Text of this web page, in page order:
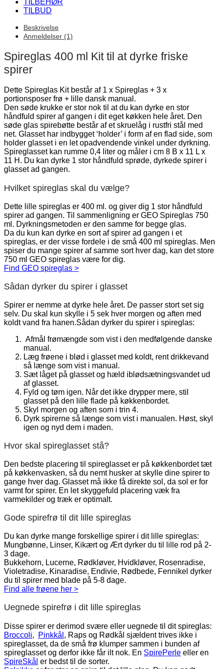
TILBEHØR
TILBUD
Beskrivelse
Anmeldelser (1)
Spireglas 400 ml Kit til at dyrke friske
spirer
Dette Spireglas Kit består af 1 x Spireglas + 3 x
portionsposer frø + lille dansk manual.
Den søde krukke er stor nok til at du kan dyrke en stor
håndfuld spirer af gangen i dit eget køkken hele året. Den
søde glas spirebøtte består af et skruelåg i rustfri stål med
net. Glasset har indbygget ‘holder’ i form af en flad side, som
holder glasset i en let opadvendende vinkel under dyrkning.
Spireglasset kan rumme 0,4 liter og måler i cm 8 B x 11 L x
11 H. Du kan dyrke 1 stor håndfuld sprøde, dyrkede spirer i
glasset ad gangen.
Hvilket spireglas skal du vælge?
Dette lille spireglas er 400 ml. og giver dig 1 stor håndfuld
spirer ad gangen. Til sammenligning er GEO Spireglas 750
ml. Dyrkningsmetoden er den samme for begge glas.
Da du kun kan dyrke en sort af spirer ad gangen i et
spireglas, er der visse fordele i de små 400 ml spireglas. Men
spiser du mange spirer af samme sort hver dag, kan det store
750 ml GEO spireglas være for dig.
Find GEO spireglas >
Sådan dyrker du spirer i glasset
Spirer er nemme at dyrke hele året. De passer stort set sig
selv. Du skal kun skylle i 5 sek hver morgen og aften med
koldt vand fra hanen.Sådan dyrker du spirer i spireglas:
Afmål frømængde som vist i den medfølgende danske
manual.
Læg frøene i blød i glasset med koldt, rent drikkevand
så længe som vist i manual.
Sæt låget på glasset og hæld iblødsætningsvandet ud
af glasset.
Fyld og tøm igen. Når det ikke drypper mere, stil
glasset på den lille flade på køkkenbordet.
Skyl morgen og aften som i trin 4.
Dyrk spirerne så længe som vist i manualen. Høst, skyl
igen og nyd dem i maden.
Hvor skal spireglasset stå?
Den bedste placering til spireglasset er på køkkenbordet tæt
på køkkenvasken, så du nemt husker at skylle dine spirer to
gange hver dag. Glasset må ikke få direkte sol, da sol er for
varmt for spirer. En let skyggefuld placering væk fra
varmekilder og træk er optimalt.
Gode spirefrø til dit lille spireglas
Du kan dyrke mange forskellige spirer i dit lille spireglas:
Mungbønne, Linser, Kikært og Ært dyrker du til lille rod på 2-
3 dage.
Bukkehorn, Lucerne, Rødkløver, Hvidkløver, Rosenradise,
Violetradise, Kinaradise, Endivie, Rødbede, Fennikel dyrker
du til spirer med blade på 5-8 dage.
Find alle frøene her >
Uegnede spirefrø i dit lille spireglas
Disse spirer er derimod svære eller uegnede til dit spireglas:
Broccoli, Pinkkål , Raps og Rødkål sjældent trives ikke i
spireglasset, da de små frø klumper sammen i bunden af
spireglasset og derfor ikke får ilt nok. En SpirePerle eller en
SpireSkål er bedst til de sorter.